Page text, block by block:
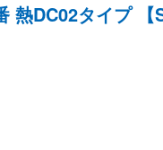
熱DC02タイプ 【